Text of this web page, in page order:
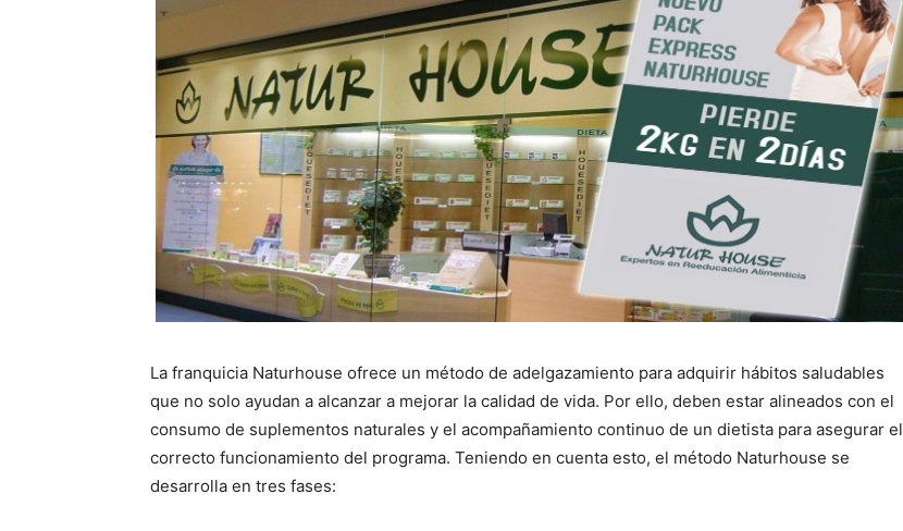
La franquicia Naturhouse ofrece un método de adelgazamiento para adquirir hábitos saludables
que no solo ayudan a alcanzar a mejorar la calidad de vida. Por ello, deben estar alineados con el
consumo de suplementos naturales y el acompañamiento continuo de un dietista para asegurar el
correcto funcionamiento del programa. Teniendo en cuenta esto, el método Naturhouse se
desarrolla en tres fases: